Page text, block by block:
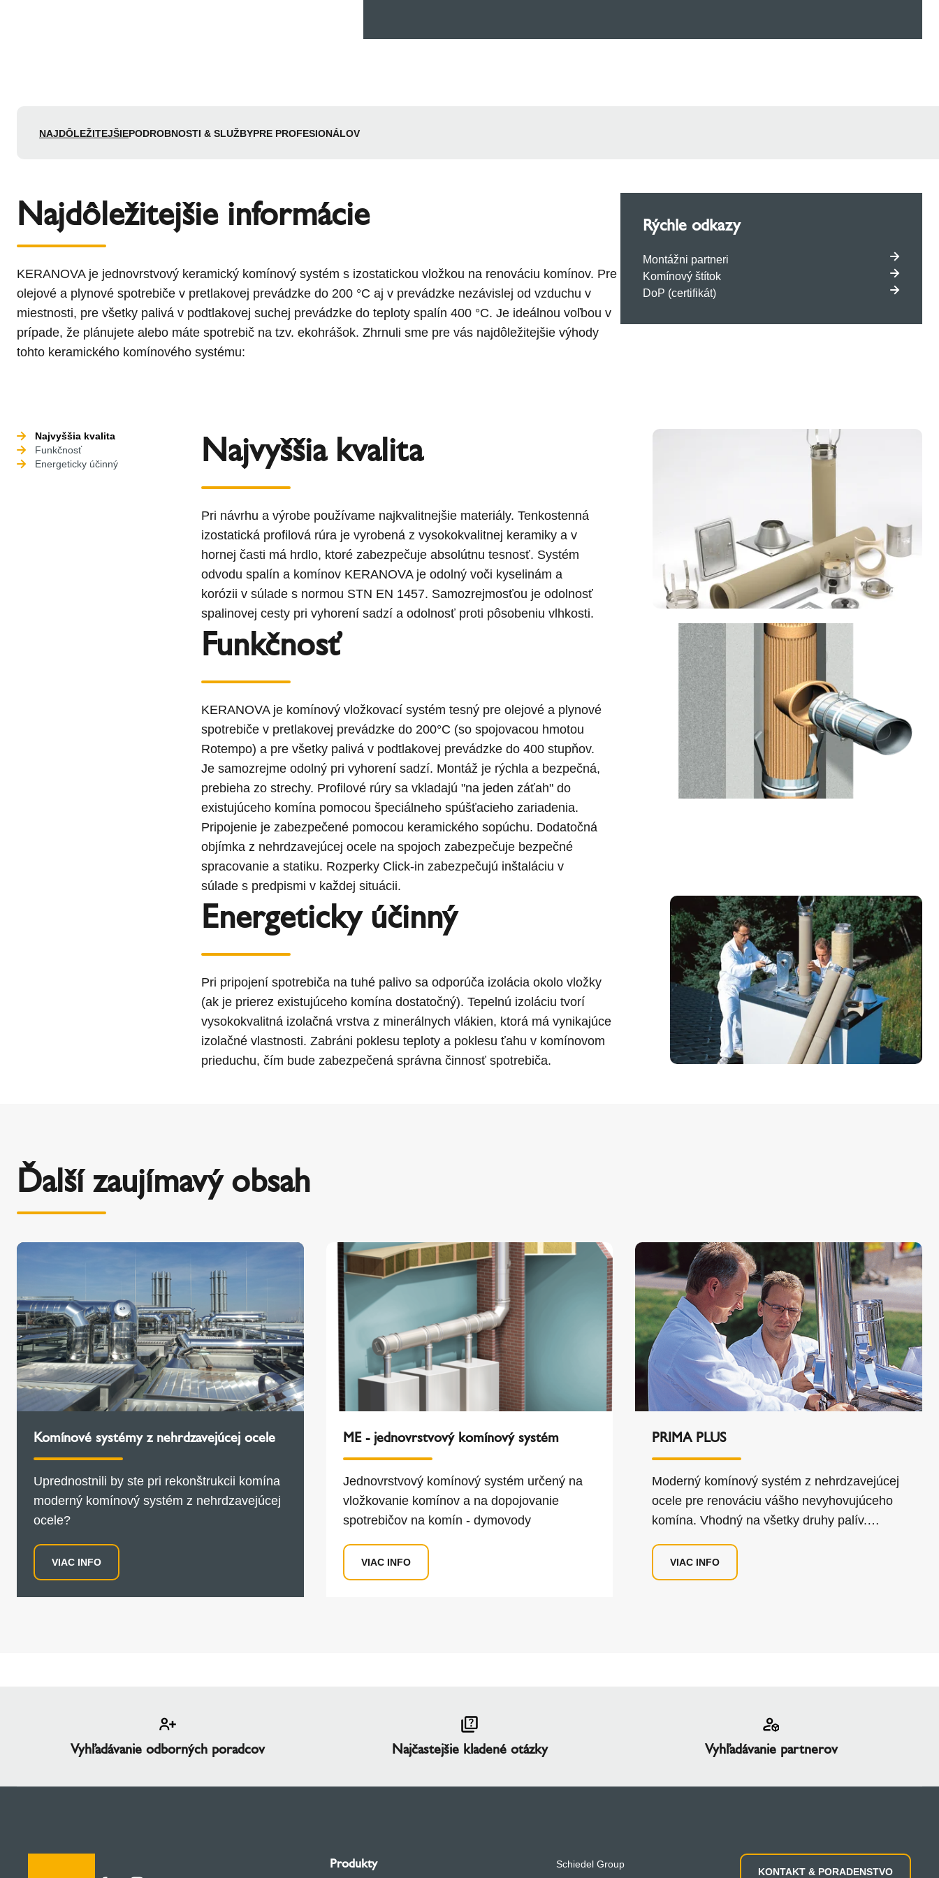
NAJDÔLEŽITEJŠIEPODROBNOSTI & SLUŽBYPRE PROFESIONÁLOV
Najdôležitejšie informácie
KERANOVA je jednovrstvový keramický komínový systém s izostatickou vložkou na renováciu komínov. Pre
olejové a plynové spotrebiče v pretlakovej prevádzke do 200 °C aj v prevádzke nezávislej od vzduchu v
miestnosti, pre všetky palivá v podtlakovej suchej prevádzke do teploty spalín 400 °C. Je ideálnou voľbou v
prípade, že plánujete alebo máte spotrebič na tzv. ekohrášok. Zhrnuli sme pre vás najdôležitejšie výhody
tohto keramického komínového systému:
Rýchle odkazy
Montážni partneri
Komínový štítok
DoP (certifikát)
Najvyššia kvalita
Funkčnosť
Energeticky účinný
Najvyššia kvalita
Pri návrhu a výrobe používame najkvalitnejšie materiály. Tenkostenná
izostatická profilová rúra je vyrobená z vysokokvalitnej keramiky a v
hornej časti má hrdlo, ktoré zabezpečuje absolútnu tesnosť. Systém
odvodu spalín a komínov KERANOVA je odolný voči kyselinám a
korózii v súlade s normou STN EN 1457. Samozrejmosťou je odolnosť
spalinovej cesty pri vyhorení sadzí a odolnosť proti pôsobeniu vlhkosti.
Funkčnosť
KERANOVA je komínový vložkovací systém tesný pre olejové a plynové
spotrebiče v pretlakovej prevádzke do 200°C (so spojovacou hmotou
Rotempo) a pre všetky palivá v podtlakovej prevádzke do 400 stupňov.
Je samozrejme odolný pri vyhorení sadzí. Montáž je rýchla a bezpečná,
prebieha zo strechy. Profilové rúry sa vkladajú "na jeden záťah" do
existujúceho komína pomocou špeciálneho spúšťacieho zariadenia.
Pripojenie je zabezpečené pomocou keramického sopúchu. Dodatočná
objímka z nehrdzavejúcej ocele na spojoch zabezpečuje bezpečné
spracovanie a statiku. Rozperky Click-in zabezpečujú inštaláciu v
súlade s predpismi v každej situácii.
Energeticky účinný
Pri pripojení spotrebiča na tuhé palivo sa odporúča izolácia okolo vložky
(ak je prierez existujúceho komína dostatočný). Tepelnú izoláciu tvorí
vysokokvalitná izolačná vrstva z minerálnych vlákien, ktorá má vynikajúce
izolačné vlastnosti. Zabráni poklesu teploty a poklesu ťahu v komínovom
prieduchu, čím bude zabezpečená správna činnosť spotrebiča.
Ďalší zaujímavý obsah
Komínové systémy z nehrdzavejúcej ocele
Uprednostnili by ste pri rekonštrukcii komína
moderný komínový systém z nehrdzavejúcej
ocele?
VIAC INFO
ME - jednovrstvový komínový systém
Jednovrstvový komínový systém určený na
vložkovanie komínov a na dopojovanie
spotrebičov na komín - dymovody
VIAC INFO
PRIMA PLUS
Moderný komínový systém z nehrdzavejúcej
ocele pre renováciu vášho nevyhovujúceho
komína. Vhodný na všetky druhy palív.
VIAC INFO
Vyhľadávanie odborných poradcov Najčastejšie kladené otázky Vyhľadávanie partnerov
Produkty Schiedel Group
KONTAKT & PORADENSTVO